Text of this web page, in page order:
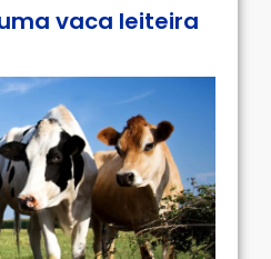
vaca leiteira